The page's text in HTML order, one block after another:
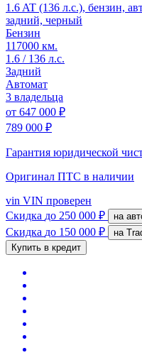
1.6 AT (136 л.с.), бензин,
задний, черный
Бензин
117000 км.
1.6 / 136 л.с.
Задний
Автомат
3 владельца
от 647 000 ₽
789 000 ₽
Гарантия юридической
Оригинал ПТС в наличии
vin VIN проверен
Скидка до 250 000 ₽ на
Скидка до 150 000 ₽
на
Купить в кредит